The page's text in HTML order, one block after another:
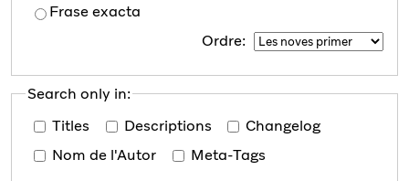
Frase exacta
Ordre:
Search only in:
Titles
Descriptions
Changelog
Nom de l'Autor
Meta-Tags